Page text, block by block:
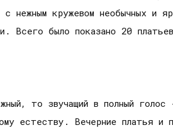
нежным кружевом необычных и
Всего было показано 20
то звучащий в полный
естеству. Вечерние платья